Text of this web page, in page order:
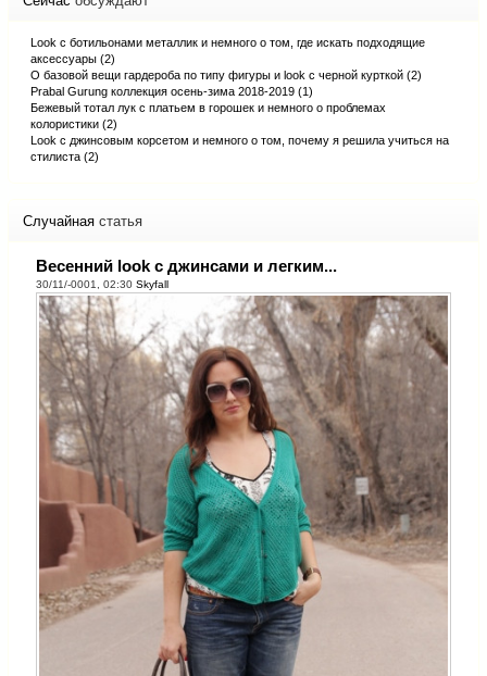
Look с ботильонами металлик и немного о том, где искать подходящие
аксессуары (2)
О базовой вещи гардероба по типу фигуры и look с черной курткой (2)
Prabal Gurung коллекция осень-зима 2018-2019 (1)
Бежевый тотал лук с платьем в горошек и немного о проблемах
колористики (2)
Look с джинсовым корсетом и немного о том, почему я решила учиться на
стилиста (2)
Случайная статья
Весенний look с джинсами и легким...
30/11/-0001, 02:30 Skyfall